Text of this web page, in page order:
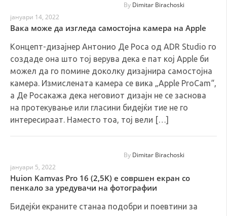
By Dimitar Birachoski
јануари 14, 2022
Вака може да изгледа самостојна камера на Apple
Концепт-дизајнер Антонио Де Роса од ADR Studio го
создаде она што тој верува дека е пат кој Apple би
можел да го помине доколку дизајнира самостојна
камера. Измислената камера се вика „Apple ProCam“,
а Де Росакажа дека неговиот дизајн не се заснова
на протекување или гласини бидејќи тие не го
интересираат. Наместо тоа, тој вели […]
By Dimitar Birachoski
јануари 5, 2022
Huion Kamvas Pro 16 (2,5K) е совршен екран со
пенкало за уредувачи на фотографии
Бидејќи екраните станаа подобри и поевтини за